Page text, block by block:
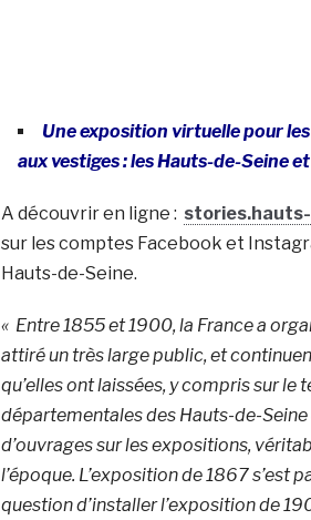
Une exposition virtuelle pour
aux vestiges : les Hauts-de-Seine
A découvrir en ligne :
sur les comptes Facebook et
Hauts-de-Seine.
« Entre 1855 et 1900, la France a
attiré un très large public, et
qu’elles ont laissées, y compris sur
départementales des Hauts-de-
d’ouvrages sur les expositions,
l’époque. L’exposition de 1867 s’est
question d’installer l’exposition de